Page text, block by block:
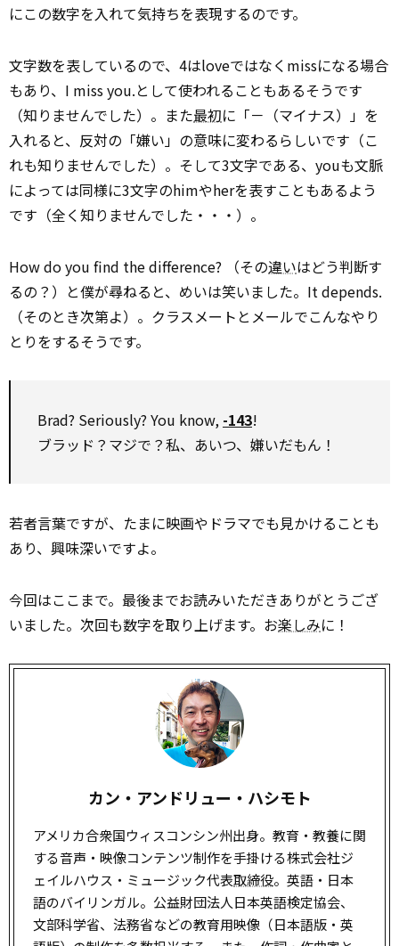
にこの数字を入れて気持ちを表現するのです。
文字数を表しているので、4はloveではなくmissになる場合
もあり、I miss you.として使われることもあるそうです
（知りませんでした）。また最初に「－（マイナス）」を
入れると、反対の「嫌い」の意味に変わるらしいです（こ
れも知りませんでした）。そして3文字である、youも文脈
によっては同様に3文字のhimやherを表すこともあるよう
です（全く知りませんでした・・・）。
How do you find the difference? （その違いはどう判断す
るの？）と僕が尋ねると、めいは笑いました。It depends.
（そのとき次第よ）。クラスメートとメールでこんなやり
とりをするそうです。
Brad? Seriously? You know, -143!
ブラッド？マジで？私、あいつ、嫌いだもん！
若者言葉ですが、たまに映画やドラマでも見かけることも
あり、興味深いですよ。
今回はここまで。最後までお読みいただきありがとうござ
いました。次回も数字を取り上げます。お楽しみに！
カン・アンドリュー・ハシモト
アメリカ合衆国ウィスコンシン州出身。教育・教養に関
する音声・映像コンテンツ制作を手掛ける株式会社ジ
ェイルハウス・ミュージック代表取締役。英語・日本
語のバイリンガル。公益財団法人日本英語検定協会、
文部科学省、法務省などの教育用映像（日本語版・英